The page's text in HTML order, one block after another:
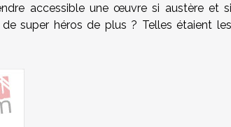
accessible une œuvre si austère et si
super héros de plus ? Telles étaient les